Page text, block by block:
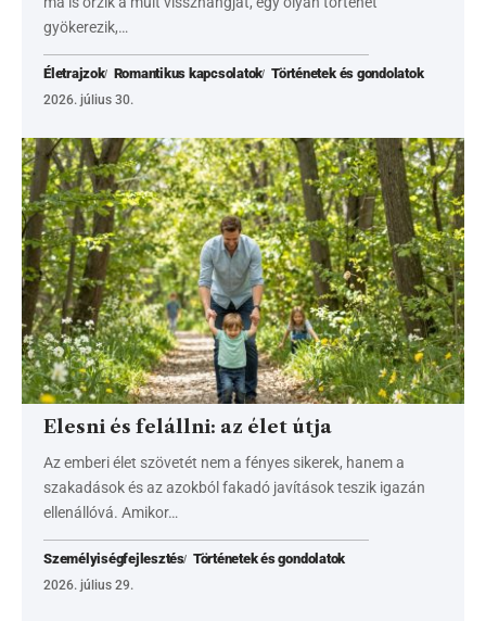
gyökerezik,…
Életrajzok Romantikus kapcsolatok Történetek és gondolatok
2026. július 30.
Elesni és felállni: az élet útja
Az emberi élet szövetét nem a fényes sikerek, hanem a
szakadások és az azokból fakadó javítások teszik igazán
ellenállóvá. Amikor…
Személyiségfejlesztés Történetek és gondolatok
2026. július 29.